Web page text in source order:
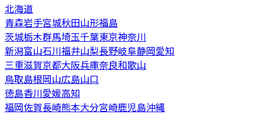
北海道
青森岩手宮城秋田山形福島
茨城栃木群馬埼玉千葉東京神奈川
新潟富山石川福井山梨長野岐阜静岡愛知
三重滋賀京都大阪兵庫奈良和歌山
鳥取島根岡山広島山口
徳島香川愛媛高知
福岡佐賀長崎熊本大分宮崎鹿児島沖縄